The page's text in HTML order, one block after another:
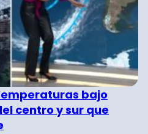
bajo
centro y sur que